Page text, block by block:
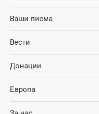
Ваши писма
Вести
Донации
Европа